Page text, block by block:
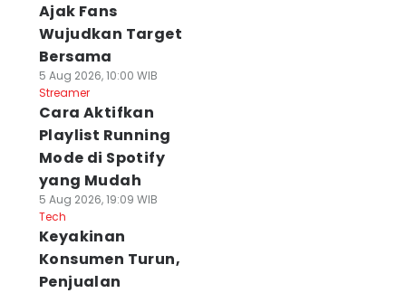
Ajak Fans
Wujudkan Target
Bersama
5 Aug 2026, 10:00 WIB
Streamer
Cara Aktifkan
Playlist Running
Mode di Spotify
yang Mudah
5 Aug 2026, 19:09 WIB
Tech
Keyakinan
Konsumen Turun,
Penjualan